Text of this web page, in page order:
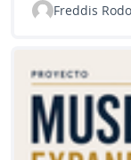
Freddis